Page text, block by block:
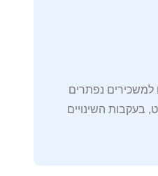
למשכירים נפתרים
בעקבות השינויים